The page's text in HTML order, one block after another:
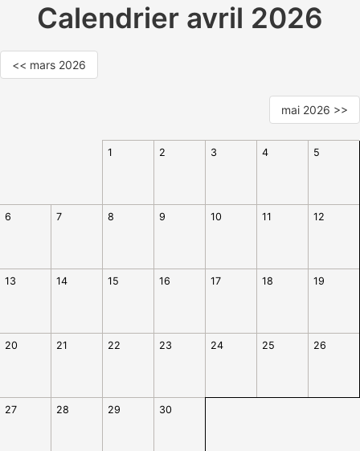
Calendrier avril 2026
<< mars 2026
mai 2026 >>
1 2 3 4 5
6 7 8 9 10 11 12
13 14 15 16 17 18 19
20 21 22 23 24 25 26
27 28 29 30